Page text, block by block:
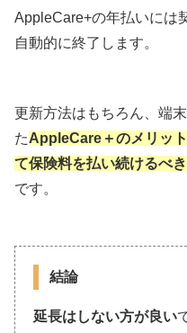
AppleCare+の年払いには
自動的に終了します。
更新方法はもちろん、端
たAppleCare＋のメリッ
て保険料を払い続けるべ
です。
結論
延長はしない方が良い